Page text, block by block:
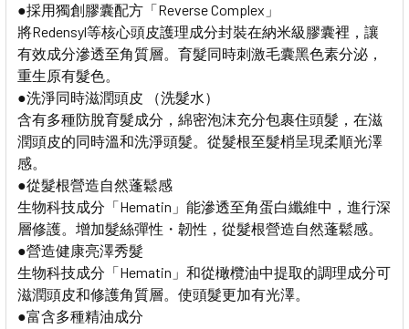
●採用獨創膠囊配方「Reverse Complex」
將Redensyl等核心頭皮護理成分封裝在納米級膠囊裡，讓
有效成分滲透至角質層。育髮同時刺激毛囊黑色素分泌，
重生原有髮色。
●洗淨同時滋潤頭皮 （洗髮水）
含有多種防脫育髮成分，綿密泡沫充分包裹住頭髮，在滋
潤頭皮的同時溫和洗淨頭髮。從髮根至髮梢呈現柔順光澤
感。
●從髮根營造自然蓬鬆感
生物科技成分「Hematin」能滲透至角蛋白纖維中，進行深
層修護。增加髮絲彈性・韌性，從髮根營造自然蓬鬆感。
●營造健康亮澤秀髮
生物科技成分「Hematin」和從橄欖油中提取的調理成分可
滋潤頭皮和修護角質層。使頭髮更加有光澤。
●富含多種精油成分